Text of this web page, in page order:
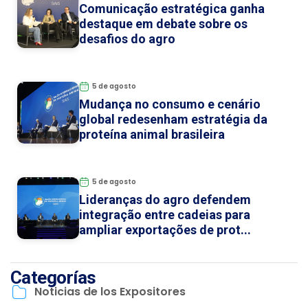
Comunicação estratégica ganha
destaque em debate sobre os
desafios do agro
5 de agosto
Mudança no consumo e cenário
global redesenham estratégia da
proteína animal brasileira
5 de agosto
Lideranças do agro defendem
integração entre cadeias para
ampliar exportações de prot...
Categorías
Noticias de los Expositores